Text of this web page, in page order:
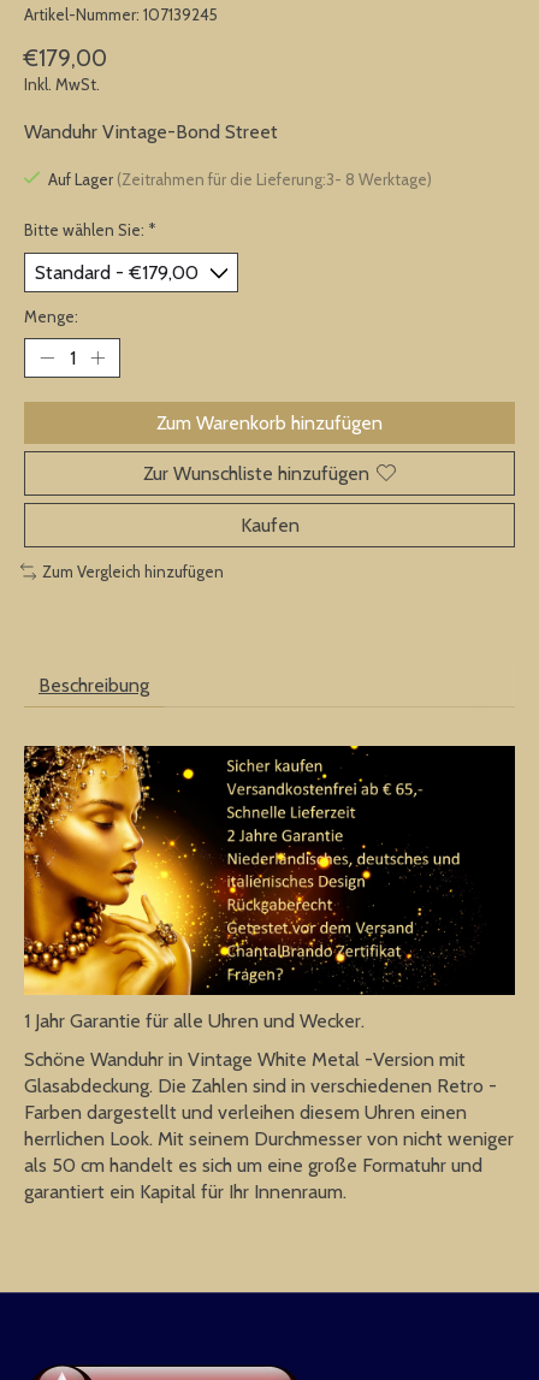
Artikel-Nummer: 107139245
€179,00
Inkl. MwSt.
Wanduhr Vintage-Bond Street
Auf Lager (Zeitrahmen für die Lieferung:3- 8 Werktage)
Bitte wählen Sie: *
Menge:
Zum Warenkorb hinzufügen
Zur Wunschliste hinzufügen
Kaufen
Zum Vergleich hinzufügen
Beschreibung
1 Jahr Garantie für alle Uhren und Wecker.
Schöne Wanduhr in Vintage White Metal -Version mit
Glasabdeckung. Die Zahlen sind in verschiedenen Retro -
Farben dargestellt und verleihen diesem Uhren einen
herrlichen Look. Mit seinem Durchmesser von nicht weniger
als 50 cm handelt es sich um eine große Formatuhr und
garantiert ein Kapital für Ihr Innenraum.